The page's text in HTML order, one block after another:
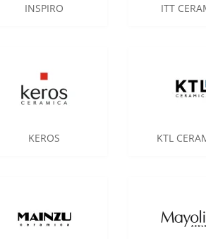
INSPIRO ITT
KEROS KTL